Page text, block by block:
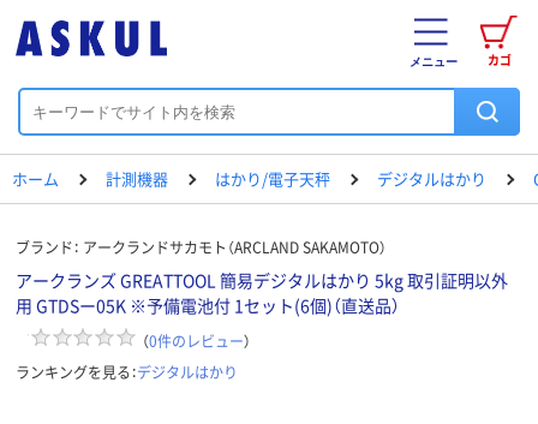
カゴ
メニュー
ホーム 計測機器 はかり/電子天秤 デジタルはかり
ブランド： アークランドサカモト（ARCLAND SAKAMOTO）
アークランズ GREATTOOL 簡易デジタルはかり 5kg 取引証明以外
用 GTDSー05K ※予備電池付 1セット(6個)（直送品）
（0件のレビュー）
ランキングを見る：デジタルはかり